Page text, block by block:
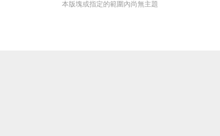
本版塊或指定的範圍內尚無主題